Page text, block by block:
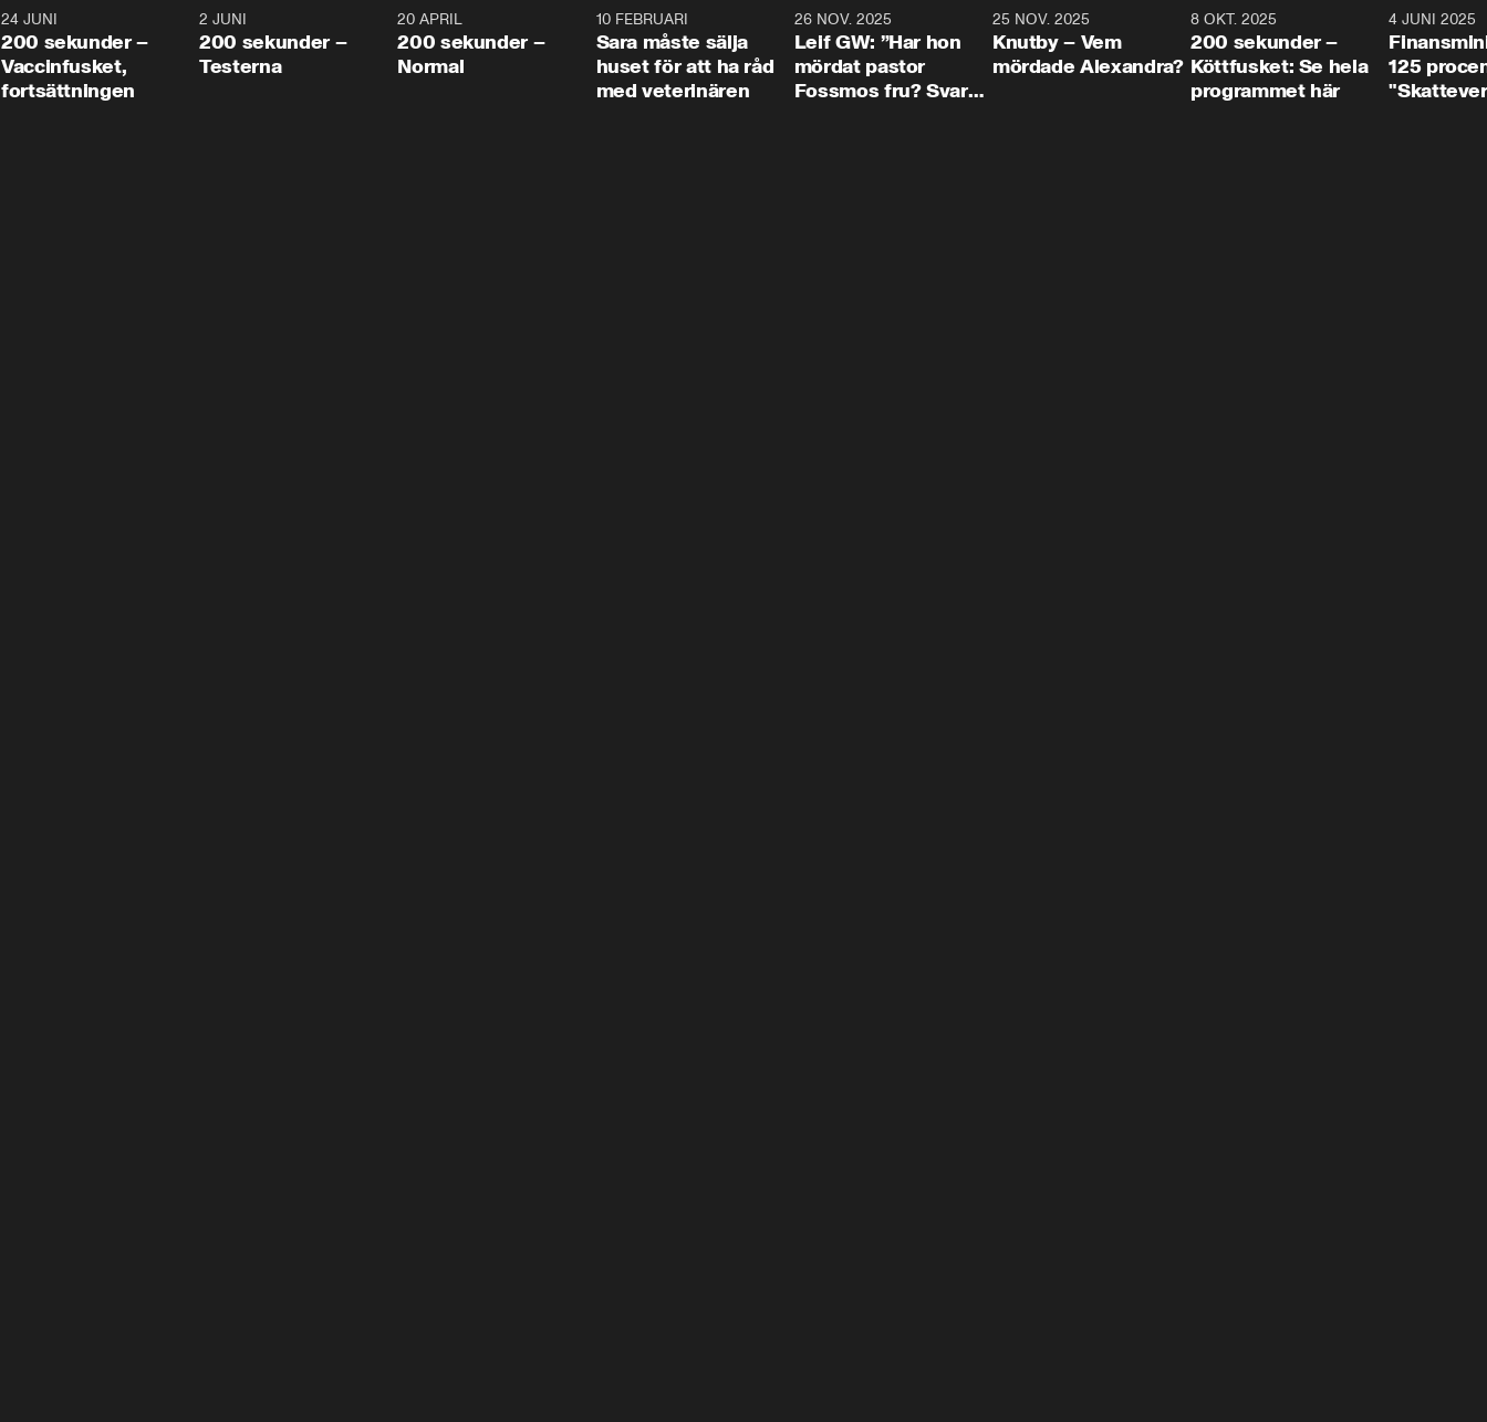
5:00
24 JUNI
200 sekunder –
Vaccinfusket,
fortsättningen
4:23
2 JUNI
200 sekunder –
Testerna
20 APRIL
200 sekunder –
Normal
10 FEBRUARI
Sara måste sälja
huset för att ha råd
med veterinären
26 NOV. 2025
Leif GW: ”Har hon
mördat pastor
Fossmos fru? Svar
31:05
25 NOV. 2025
Knutby – Vem
mördade Alexandra?
4:29
8 OKT. 2025
200 sekunder –
Köttfusket: Se hela
programmet här
4 JUNI 2025
125